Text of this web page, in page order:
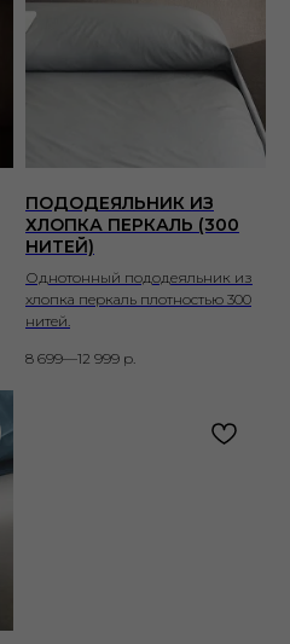
ПОДОДЕЯЛЬНИК ИЗ
ХЛОПКА ПЕРКАЛЬ (300
НИТЕЙ)
Однотонный пододеяльник из
хлопка перкаль плотностью 300
нитей.
8 699—12 999 р.